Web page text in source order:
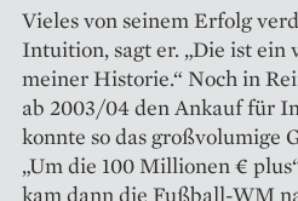
Vieles von seinem Erfolg
Intuition, sagt er. „Die ist
meiner Historie.“ Noch in
ab 2003/04 den Ankauf für
konnte so das großvolumige
„Um die 100 Millionen €
kam dann die Fußball-WM